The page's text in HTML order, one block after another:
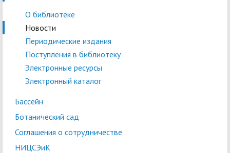
О библиотеке
Новости
Периодические издания
Поступления в библиотеку
Электронные ресурсы
Электронный каталог
Бассейн
Ботанический сад
Соглашения о сотрудничестве
НИЦСЭиК